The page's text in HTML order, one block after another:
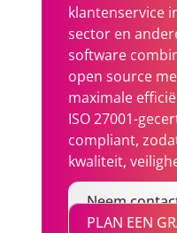
klantenservice
sector en
software
open source
maximale
ISO 27001-
compliant,
kwaliteit,
Neem
PLAN EEN